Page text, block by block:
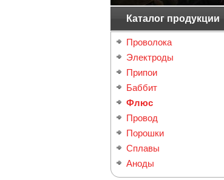
Каталог продукции
Проволока
Электроды
Припои
Баббит
Флюс
Провод
Порошки
Сплавы
Аноды